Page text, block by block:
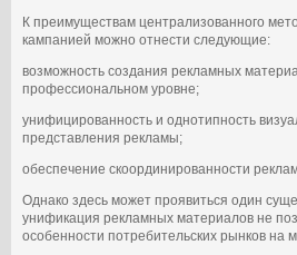
К преимуществам централизованного
кампанией можно отнести следующие:
возможность создания рекламных
профессиональном уровне;
унифицированность и однотипность
представления рекламы;
обеспечение скоординированности
Однако здесь может проявиться один
унификация рекламных материалов не
особенности потребительских рынков на